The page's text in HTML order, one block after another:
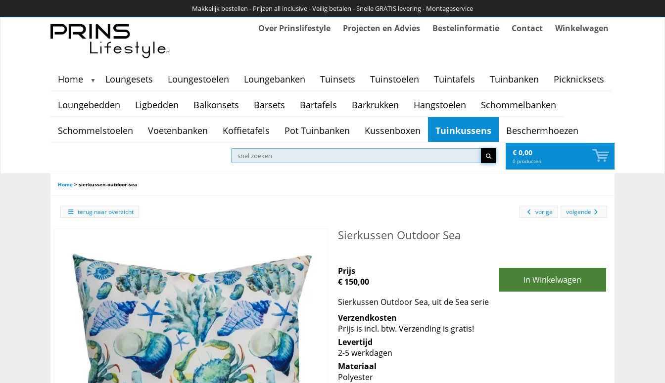
Makkelijk bestellen - Prijzen all inclusive - Veilig betalen - Snelle GRATIS levering - Montageservice
Over Prinslifestyle Projecten en Advies Bestelinformatie Contact Winkelwagen
Home ▼ Loungesets Loungestoelen Loungebanken Tuinsets Tuinstoelen Tuintafels Tuinbanken Picknicksets
Loungebedden Ligbedden Balkonsets Barsets Bartafels Barkrukken Hangstoelen Schommelbanken
Schommelstoelen Voetenbanken Koffietafels Pot Tuinbanken Kussenboxen Tuinkussens Beschermhoezen
€ 0,00
0 producten
Home > sierkussen-outdoor-sea
terug naar overzicht volgende
vorige
Sierkussen Outdoor Sea
Prijs
€ 150,00
In Winkelwagen
Sierkussen Outdoor Sea, uit de Sea serie
Verzendkosten
Prijs is incl. btw. Verzending is gratis!
Levertijd
2-5 werkdagen
Materiaal
Polyester